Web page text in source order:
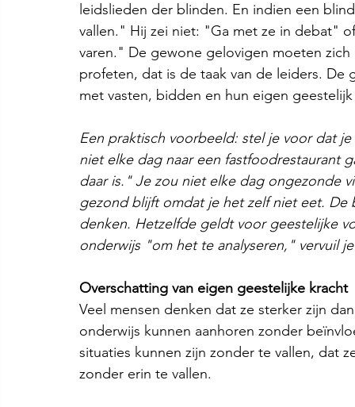
leidslieden der blinden. En indien een
vallen." Hij zei niet: "Ga met ze in debat"
varen." De gewone gelovigen moeten
profeten, dat is de taak van de leiders.
met vasten, bidden en hun eigen
Een praktisch voorbeeld: stel je voor dat
niet elke dag naar een fastfoodrestaurant
daar is." Je zou niet elke dag ongezonde
gezond blijft omdat je het zelf niet eet.
denken. Hetzelfde geldt voor geestelijke
onderwijs "om het te analyseren," vervuil
Overschatting van eigen geestelijke kracht
Veel mensen denken dat ze sterker zijn
onderwijs kunnen aanhoren zonder
situaties kunnen zijn zonder te vallen, dat
zonder erin te vallen.